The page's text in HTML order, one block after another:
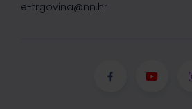
e-trgovina@nn.hr